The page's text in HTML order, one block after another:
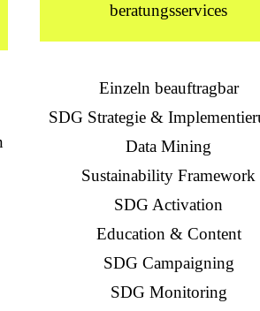
beratungsservices
Einzeln beauftragbar
SDG Strategie &
Data Mining
Sustainability Framework
SDG Activation
Education & Content
SDG Campaigning
SDG Monitoring